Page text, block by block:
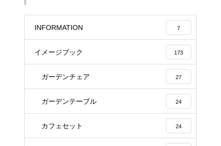
INFORMATION 7
イメージブック 173
ガーデンチェア 27
ガーデンテーブル 24
カフェセット 24